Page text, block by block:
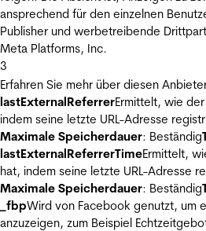
ansprechend für den einzelnen
Publisher und werbetreibende
Meta Platforms, Inc.
3
Erfahren Sie mehr über diesen
lastExternalReferrerErmittelt, wie
indem seine letzte URL-Adresse
Maximale Speicherdauer: Beständig
lastExternalReferrerTimeErmittelt,
hat, indem seine letzte URL-Adresse
Maximale Speicherdauer: Beständig
_fbpWird von Facebook genutzt, um
anzuzeigen, zum Beispiel